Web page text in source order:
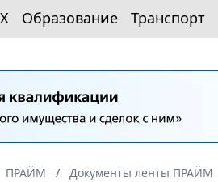
Образование Транспорт
ПРАЙМ Документы ленты ПРАЙМ